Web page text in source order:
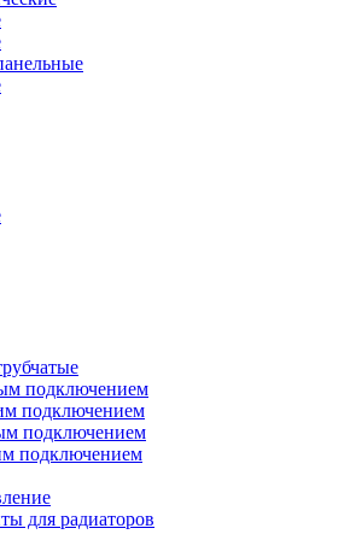
подключением
подключением
подключением
подключением
для радиаторов